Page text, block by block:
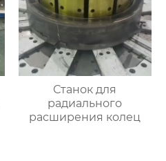
Станок для
радиального
расширения колец